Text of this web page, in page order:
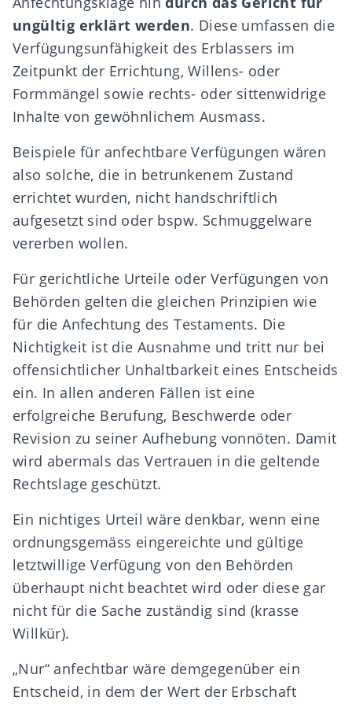
ungültig erklärt werden. Diese umfassen die
Verfügungsunfähigkeit des Erblassers im
Zeitpunkt der Errichtung, Willens- oder
Formmängel sowie rechts- oder sittenwidrige
Inhalte von gewöhnlichem Ausmass.
Beispiele für anfechtbare Verfügungen wären
also solche, die in betrunkenem Zustand
errichtet wurden, nicht handschriftlich
aufgesetzt sind oder bspw. Schmuggelware
vererben wollen.
Für gerichtliche Urteile oder Verfügungen von
Behörden gelten die gleichen Prinzipien wie
für die Anfechtung des Testaments. Die
Nichtigkeit ist die Ausnahme und tritt nur bei
offensichtlicher Unhaltbarkeit eines Entscheids
ein. In allen anderen Fällen ist eine
erfolgreiche Berufung, Beschwerde oder
Revision zu seiner Aufhebung vonnöten. Damit
wird abermals das Vertrauen in die geltende
Rechtslage geschützt.
Ein nichtiges Urteil wäre denkbar, wenn eine
ordnungsgemäss eingereichte und gültige
letztwillige Verfügung von den Behörden
überhaupt nicht beachtet wird oder diese gar
nicht für die Sache zuständig sind (krasse
Willkür).
„Nur“ anfechtbar wäre demgegenüber ein
Entscheid, in dem der Wert der Erbschaft